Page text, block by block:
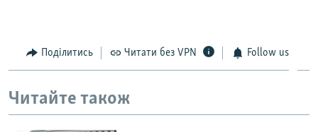
Поділитись Читати без VPN Follow us
Читайте також